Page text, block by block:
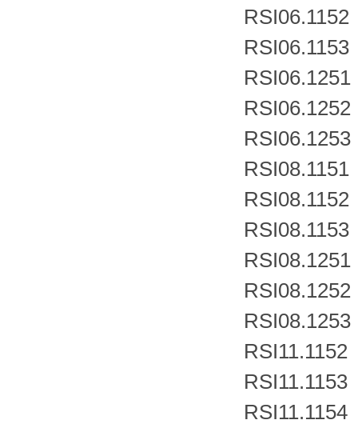
RSI06.1152
RSI06.1153
RSI06.1251
RSI06.1252
RSI06.1253
RSI08.1151
RSI08.1152
RSI08.1153
RSI08.1251
RSI08.1252
RSI08.1253
RSI11.1152
RSI11.1153
RSI11.1154